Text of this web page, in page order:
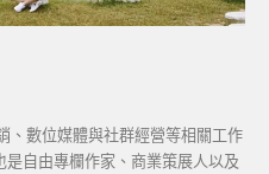
、數位媒體與社群經營等相關工作
自由專欄作家、商業策展人以及